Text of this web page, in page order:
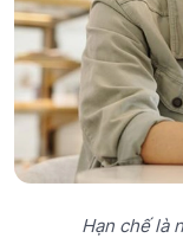
Hạn chế là